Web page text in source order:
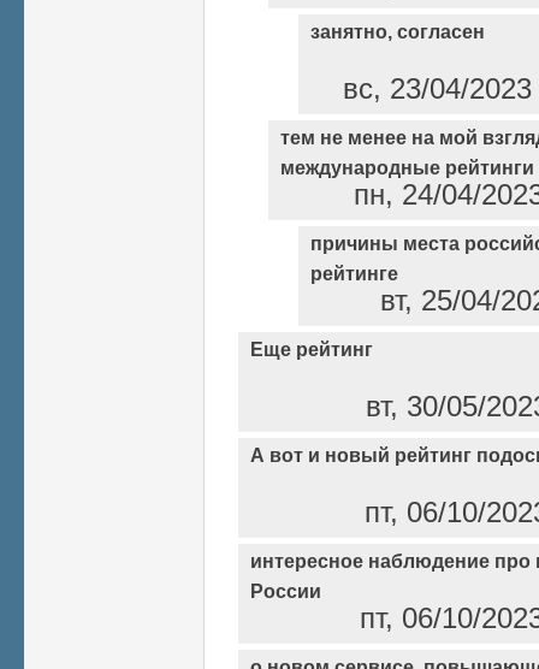
занятно, согласен
вс, 23/04/
тем не менее на мой
международные рейтинги
пн, 24/04/
причины места
рейтинге
вт, 25/04/
Еще рейтинг
вт, 30/05/
А вот и новый рейтинг
пт, 06/10/
интересное наблюдение про
России
пт, 06/10/